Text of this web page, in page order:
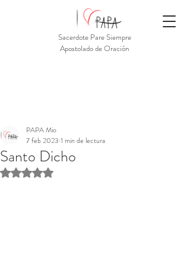
Sacerdote Pare Siempre
Apostolado de Oración
Santo Dicho
PAPA Mio
7 feb 2023 1 min de lectura
Obtuvo NaN de 5 estrellas.